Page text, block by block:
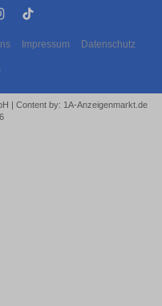
Impressum Datenschutz
| Content by: 1A-Anzeigenmarkt.de